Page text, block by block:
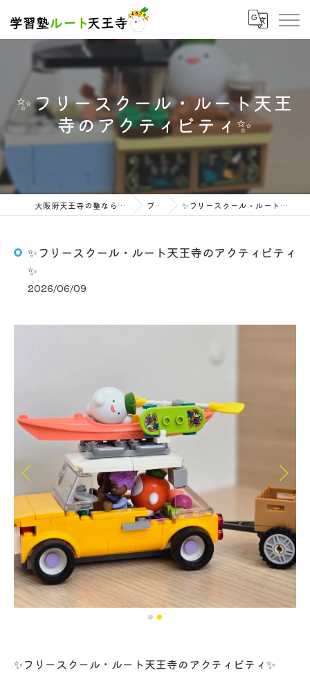
✨フリースクール・ルート天王
寺のアクティビティ✨
大阪府天王寺の塾なら学習塾ルート天王寺 ブログ ✨フリースクール・ルート天王寺のアクティビティ✨
✨フリースクール・ルート天王寺のアクティビティ
✨
2026/06/09
✨フリースクール・ルート天王寺のアクティビティ✨